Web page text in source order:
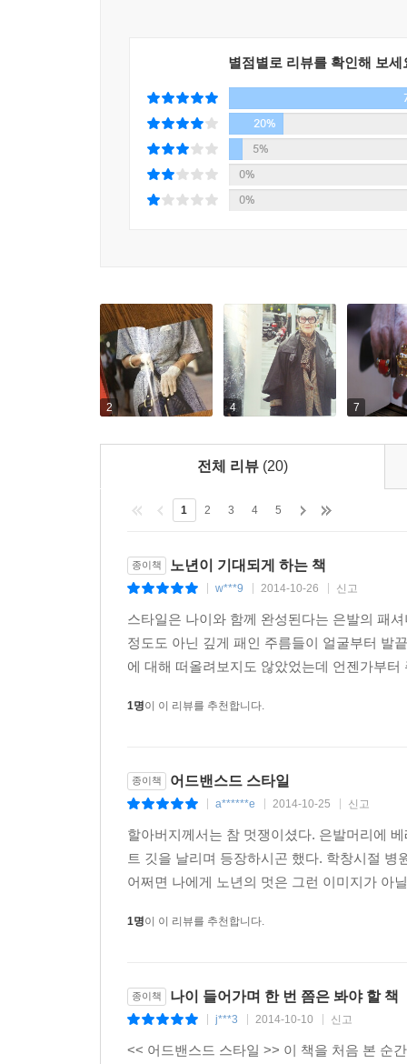
별점별로 리뷰를 확인해 보세
20%
5%
0%
0%
2 4 7
전체 리뷰 (20)
1 2 3 4 5
종이책 노년이 기대되게 하는 책
w***9 2014-10-26 신고
스타일은 나이와 함께 완성된다는 은발의 패
정도도 아닌 깊게 패인 주름들이 얼굴부터 발
에 대해 떠올려보지도 않았었는데 언젠가부
1명이 이 리뷰를 추천합니다.
종이책 어드밴스드 스타일
a******e 2014-10-25 신고
할아버지께서는 참 멋쟁이셨다. 은발머리에
트 깃을 날리며 등장하시곤 했다. 학창시절
어쩌면 나에게 노년의 멋은 그런 이미지가 아
1명이 이 리뷰를 추천합니다.
종이책 나이 들어가며 한 번 쯤은 봐야 할 책
j***3 2014-10-10 신고
<< 어드밴스드 스타일 >> 이 책을 처음 본 순